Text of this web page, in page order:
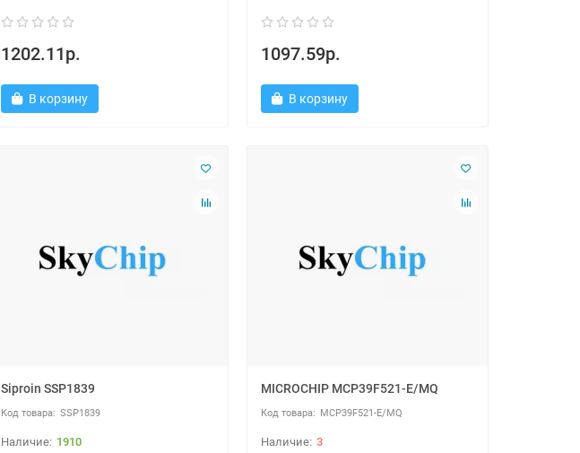
1202.11р.
В корзину
1097.59р.
В корзину
Siproin SSP1839
SSP1839
1910
MICROCHIP MCP39F521-E/MQ
MCP39F521-E/MQ
3